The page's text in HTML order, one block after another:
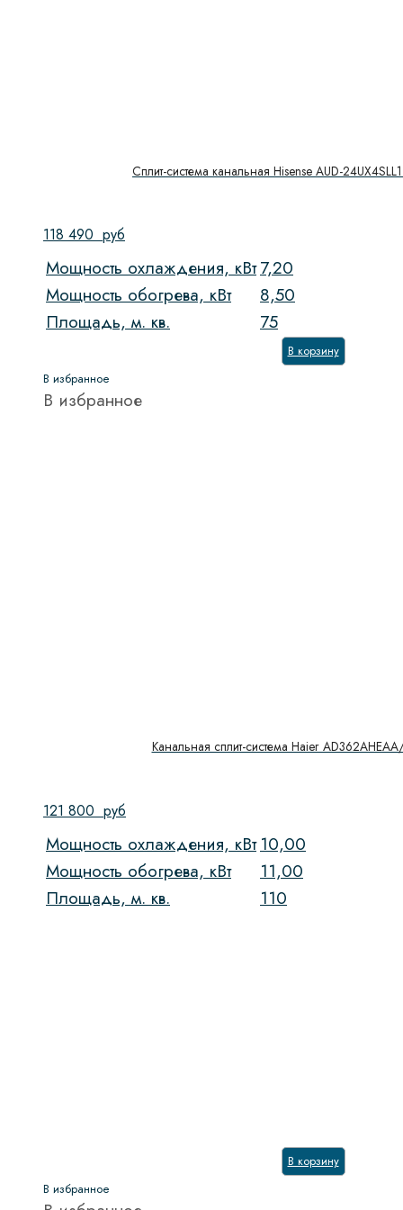
Сплит-система канальная Hisense AUD-
118 490 руб
Мощность охлаждения, кВт7,20
Мощность обогрева, кВт
8,50
Площадь, м. кв.
75
В корзину
В избранное
В избранное
Канальная сплит-система Haier
121 800 руб
Мощность охлаждения, кВт 10,00
Мощность обогрева, кВт
11,00
Площадь, м. кв.
110
В корзину
В избранное